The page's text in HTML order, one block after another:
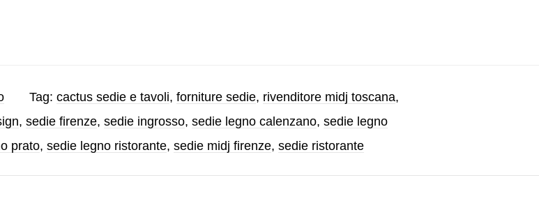
Tag: cactus sedie e tavoli, forniture sedie, rivenditore midj toscana,
, sedie firenze, sedie ingrosso, sedie legno calenzano, sedie legno
prato, sedie legno ristorante, sedie midj firenze, sedie ristorante